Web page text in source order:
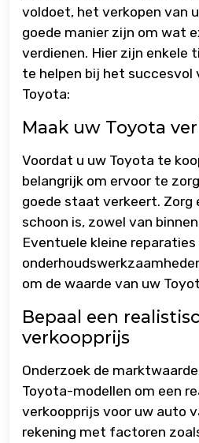
voldoet, het verkopen van
goede manier zijn om wat
verdienen. Hier zijn enkele
te helpen bij het succesvol
Toyota:
Maak uw Toyota
Voordat u uw Toyota te
belangrijk om ervoor te
goede staat verkeert. Zorg
schoon is, zowel van
Eventuele kleine
om de waarde van uw
Bepaal een
verkoopprijs
Onderzoek de
Toyota-modellen om een
verkoopprijs voor uw auto
rekening met factoren